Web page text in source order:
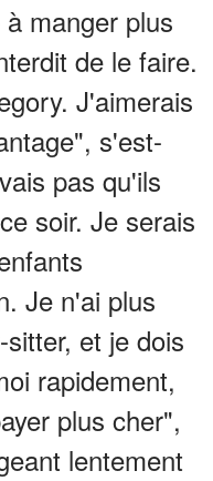
manger plus
de le faire.
J'aimerais
s'est-
pas qu'ils
soir. Je serais
Je n'ai plus
et je dois
rapidement,
plus cher",
lentement